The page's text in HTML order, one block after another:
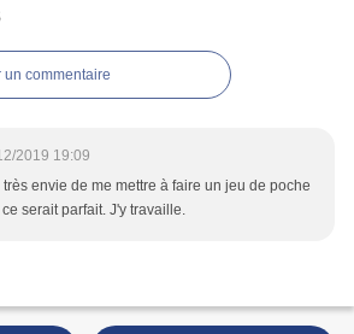
un commentaire
2019 19:09
envie de me mettre à faire un jeu de poche
serait parfait. J'y travaille.